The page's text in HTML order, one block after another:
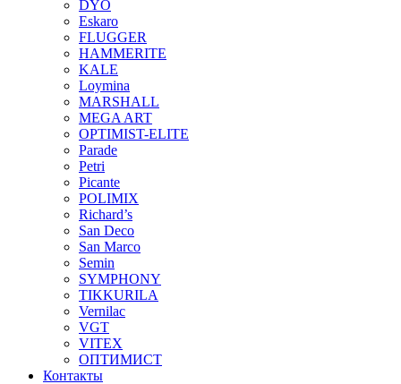
DYO
Eskaro
FLUGGER
HAMMERITE
KALE
Loymina
MARSHALL
MEGA ART
OPTIMIST-ELITE
Parade
Petri
Picante
POLIMIX
Richard’s
San Deco
San Marco
Semin
SYMPHONY
TIKKURILA
Vernilac
VGT
VITEX
ОПТИМИСТ
Контакты